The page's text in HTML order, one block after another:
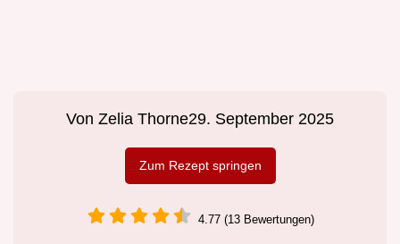
Von Zelia Thorne29. September 2025
Zum Rezept springen
4.77 (13 Bewertungen)